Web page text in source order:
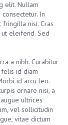
elit. Nullam
In
nisi. Cras
eleifend. Sed
a nibh. Curabitur
id diam
id arcu leo.
ornare nisi, a
ultrices
vel sollicitudin
vitae dictum